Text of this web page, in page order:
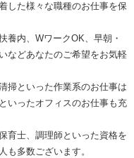
した様々な職種のお仕事を保
養内、WワークOK、早朝・
などあなたのご希望をお気軽
掃といった作業系のお仕事は
いったオフィスのお仕事も充
育士、調理師といった資格を
も多数ございます。